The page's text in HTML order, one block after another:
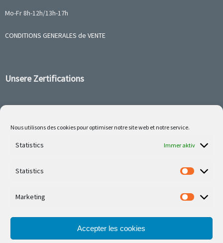
Nous utilisons des cookies pour optimiser notre site web et notre service.
Statistics Immer aktiv
Statistics
Marketing
Accepter les cookies
Mo-Fr 8h-12h/13h-17h
CONDITIONS GENERALES de VENTE
Unsere Zertifications
Follow us on social media